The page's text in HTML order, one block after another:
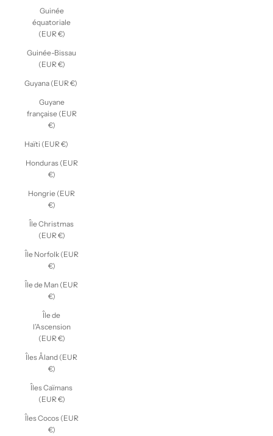
Guinée
équatoriale
(EUR €)
Guinée-Bissau
(EUR €)
Guyana (EUR €)
Guyane
française (EUR
€)
Haïti (EUR €)
Honduras (EUR
€)
Hongrie (EUR
€)
Île Christmas
(EUR €)
Île Norfolk (EUR
€)
Île de Man (EUR
€)
Île de
l’Ascension
(EUR €)
Îles Åland (EUR
€)
Îles Caïmans
(EUR €)
Îles Cocos (EUR
€)